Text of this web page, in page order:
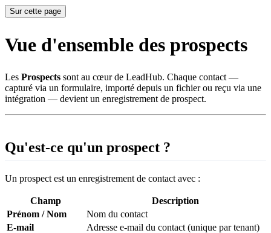
Sur cette page
Vue d'ensemble des prospects
Les Prospects sont au cœur de LeadHub. Chaque contact —
capturé via un formulaire, importé depuis un fichier ou reçu via une
intégration — devient un enregistrement de prospect.
Qu'est-ce qu'un prospect ?
Un prospect est un enregistrement de contact avec :
Champ
Description
Prénom / Nom
Nom du contact
E-mail
Adresse e-mail du contact (unique par tenant)